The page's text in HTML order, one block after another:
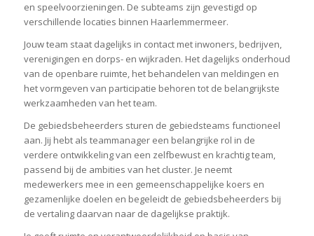
en speelvoorzieningen. De subteams zijn gevestigd op
verschillende locaties binnen Haarlemmermeer.
Jouw team staat dagelijks in contact met inwoners, bedrijven,
verenigingen en dorps- en wijkraden. Het dagelijks onderhoud
van de openbare ruimte, het behandelen van meldingen en
het vormgeven van participatie behoren tot de belangrijkste
werkzaamheden van het team.
De gebiedsbeheerders sturen de gebiedsteams functioneel
aan. Jij hebt als teammanager een belangrijke rol in de
verdere ontwikkeling van een zelfbewust en krachtig team,
passend bij de ambities van het cluster. Je neemt
medewerkers mee in een gemeenschappelijke koers en
gezamenlijke doelen en begeleidt de gebiedsbeheerders bij
de vertaling daarvan naar de dagelijkse praktijk.